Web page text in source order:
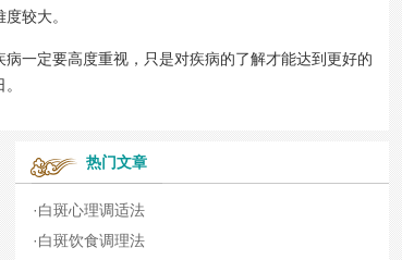
较大。
定要高度重视，只是对疾病的了解才能达到更好的
热门文章
·白斑心理调适法
·白斑饮食调理法